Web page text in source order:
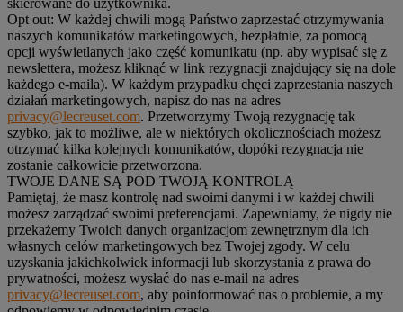
Opt out: W każdej chwili mogą Państwo zaprzestać otrzymywania
naszych komunikatów marketingowych, bezpłatnie, za pomocą
opcji wyświetlanych jako część komunikatu (np. aby wypisać się z
newslettera, możesz kliknąć w link rezygnacji znajdujący się na dole
każdego e-maila). W każdym przypadku chęci zaprzestania naszych
działań marketingowych, napisz do nas na adres
privacy@lecreuset.com. Przetworzymy Twoją rezygnację tak
szybko, jak to możliwe, ale w niektórych okolicznościach możesz
otrzymać kilka kolejnych komunikatów, dopóki rezygnacja nie
zostanie całkowicie przetworzona.
TWOJE DANE SĄ POD TWOJĄ KONTROLĄ
Pamiętaj, że masz kontrolę nad swoimi danymi i w każdej chwili
możesz zarządzać swoimi preferencjami. Zapewniamy, że nigdy nie
przekażemy Twoich danych organizacjom zewnętrznym dla ich
własnych celów marketingowych bez Twojej zgody. W celu
uzyskania jakichkolwiek informacji lub skorzystania z prawa do
prywatności, możesz wysłać do nas e-mail na adres
privacy@lecreuset.com, aby poinformować nas o problemie, a my